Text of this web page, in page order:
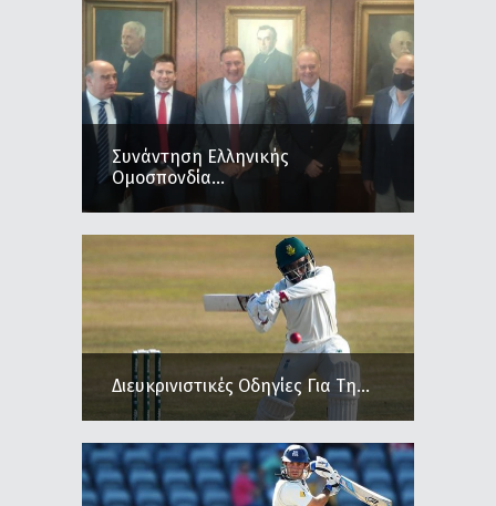
Συνάντηση Ελληνικής
Ομοσπονδία...
Διευκρινιστικές Οδηγίες Για Τη...